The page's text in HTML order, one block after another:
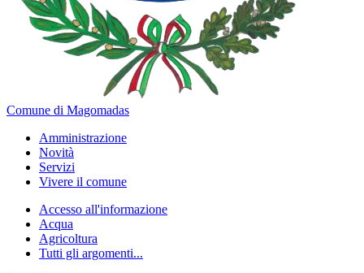
Comune di Magomadas
Amministrazione
Novità
Servizi
Vivere il comune
Accesso all'informazione
Acqua
Agricoltura
Tutti gli argomenti...